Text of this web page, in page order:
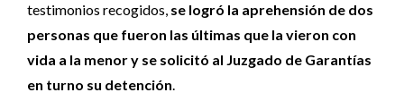
testimonios recogidos, se logró la aprehensión de dos
personas que fueron las últimas que la vieron con
vida a la menor y se solicitó al Juzgado de Garantías
en turno su detención.